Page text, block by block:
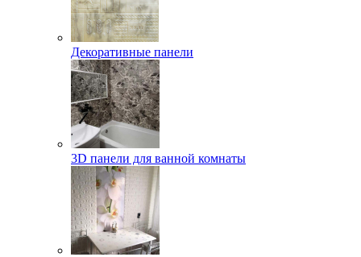
Декоративные панели
3D панели для ванной комнаты